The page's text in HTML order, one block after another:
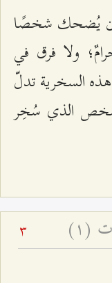
أن يُضحك شخصًا
ولا فرق في
السخرية تدلّ
الذي سُخِر
(۱) 3